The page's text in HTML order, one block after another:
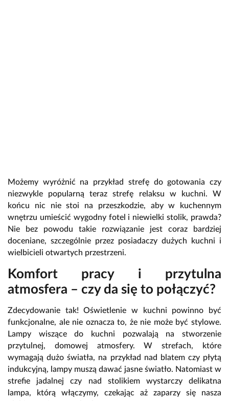
Możemy wyróżnić na przykład strefę do gotowania czy
niezwykle popularną teraz strefę relaksu w kuchni. W
końcu nic nie stoi na przeszkodzie, aby w kuchennym
wnętrzu umieścić wygodny fotel i niewielki stolik, prawda?
Nie bez powodu takie rozwiązanie jest coraz bardziej
doceniane, szczególnie przez posiadaczy dużych kuchni i
wielbicieli otwartych przestrzeni.
Komfort pracy i przytulna
atmosfera – czy da się to połączyć?
Zdecydowanie tak! Oświetlenie w kuchni powinno być
funkcjonalne, ale nie oznacza to, że nie może być stylowe.
Lampy wiszące do kuchni pozwalają na stworzenie
przytulnej, domowej atmosfery. W strefach, które
wymagają dużo światła, na przykład nad blatem czy płytą
indukcyjną, lampy muszą dawać jasne światło. Natomiast w
strefie jadalnej czy nad stolikiem wystarczy delikatna
lampa, którą włączymy, czekając aż zaparzy się nasza